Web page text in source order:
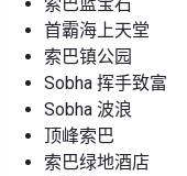
首霸海上天堂
索巴镇公园
Sobha 挥手致富
Sobha 波浪
顶峰索巴
索巴绿地酒店